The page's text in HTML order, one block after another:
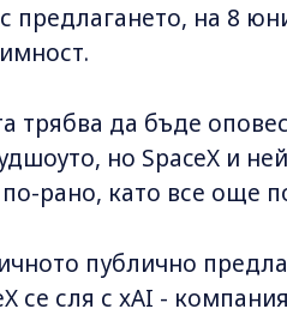
предлагането, на 8
трябва да бъде
но SpaceX и
рано, като все още
публично
се сля с xAI -